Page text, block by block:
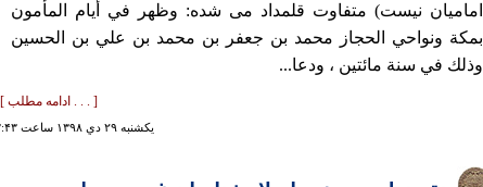
اماميان نيست) متفاوت قلمداد می شده: وظهر في أيام المأمون
بمكة ونواحي الحجاز محمد بن جعفر بن محمد بن علي بن الحسين
وذلك في سنة مائتين ، ودعا...
[ . . . ادامه مطلب ]
يكشنبه ۲۹ دي ۱۳۹۸ ساعت ۳:۴۳